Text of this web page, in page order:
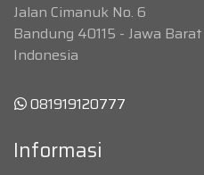
Jalan Cimanuk No. 6
Bandung 40115 - Jawa Barat
Indonesia
081919120777
Informasi